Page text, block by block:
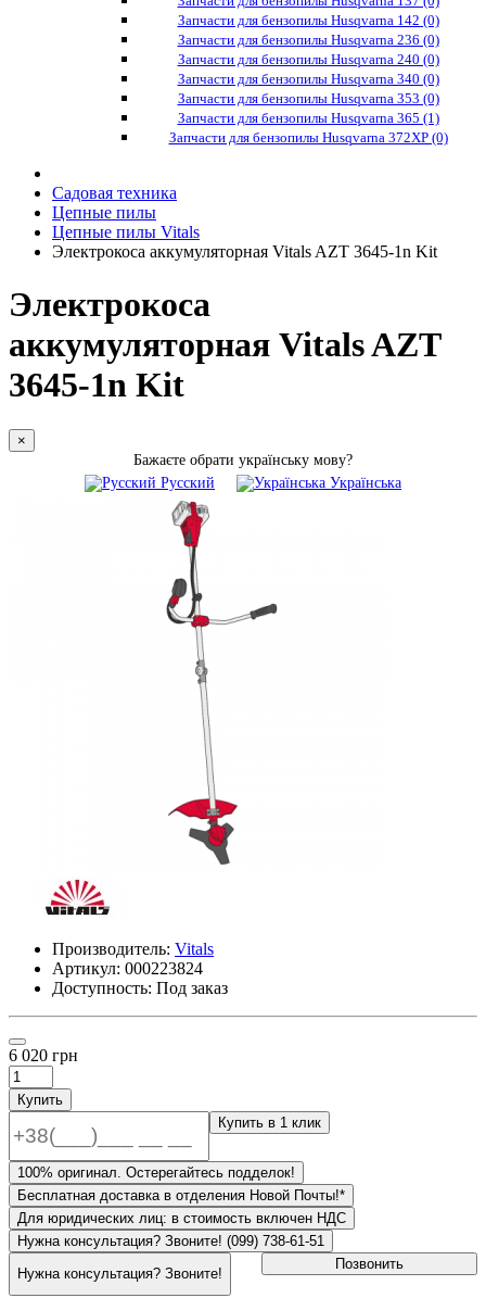
Запчасти для бензопилы Husqvarna 142 (0)
Запчасти для бензопилы Husqvarna 236 (0)
Запчасти для бензопилы Husqvarna 240 (0)
Запчасти для бензопилы Husqvarna 340 (0)
Запчасти для бензопилы Husqvarna 353 (0)
Запчасти для бензопилы Husqvarna 365 (1)
Запчасти для бензопилы Husqvarna 372XP (0)
Садовая техника
Цепные пилы
Цепные пилы Vitals
Электрокоса аккумуляторная Vitals AZT 3645-1n Kit
Электрокоса
аккумуляторная Vitals AZT
3645-1n Kit
×
Бажаєте обрати українську мову?
Русский
Українська
Производитель: Vitals
Артикул: 000223824
Доступность: Под заказ
6 020 грн
Купить
Купить в 1 клик
100% оригинал. Остерегайтесь подделок!
Бесплатная доставка в отделения Новой Почты!*
Для юридических лиц: в стоимость включен НДС
Нужна консультация? Звоните! (099) 738-61-51
Нужна консультация? Звоните!
Позвонить